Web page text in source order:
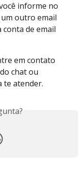
informe no
outro email
de email
em contato
chat ou
te atender.